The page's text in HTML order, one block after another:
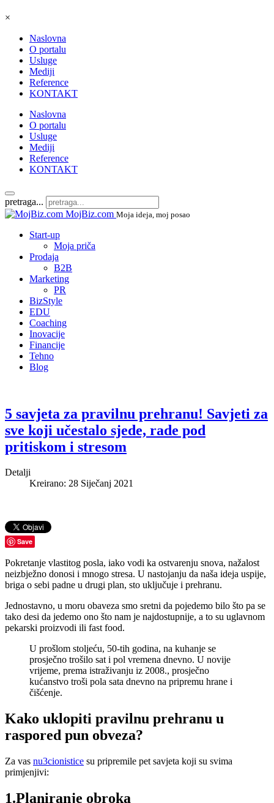
×
Naslovna
O portalu
Usluge
Mediji
Reference
KONTAKT
Naslovna
O portalu
Usluge
Mediji
Reference
KONTAKT
pretraga...
MojBiz.com Moja ideja, moj posao
Start-up
Moja priča
Prodaja
B2B
Marketing
PR
BizStyle
EDU
Coaching
Inovacije
Financije
Tehno
Blog
5 savjeta za pravilnu prehranu! Savjeti za
sve koji učestalo sjede, rade pod
pritiskom i stresom
Detalji
Kreirano: 28 Siječanj 2021
Save
Pokretanje vlastitog posla, iako vodi ka ostvarenju snova, nažalost
neizbježno donosi i mnogo stresa. U nastojanju da naša ideja uspije,
briga o sebi padne u drugi plan, sto uključuje i prehranu.
Jednostavno, u moru obaveza smo sretni da pojedemo bilo što pa se
tako desi da jedemo ono što nam je najdostupnije, a to su uglavnom
pekarski proizvodi ili fast food.
U prošlom stoljeću, 50-tih godina, na kuhanje se
prosječno trošilo sat i pol vremena dnevno. U novije
vrijeme, prema istraživanju iz 2008., prosječno
kućanstvo troši pola sata dnevno na pripremu hrane i
čišćenje.
Kako uklopiti pravilnu prehranu u
raspored pun obveza?
Za vas nu3cionistice su pripremile pet savjeta koji su svima
primjenjivi:
1.Planiranje obroka